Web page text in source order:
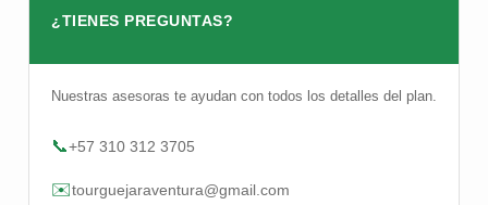
¿TIENES PREGUNTAS?
Nuestras asesoras te ayudan con todos los detalles del plan.
📞+57 310 312 3705
✉️tourguejaraventura@gmail.com